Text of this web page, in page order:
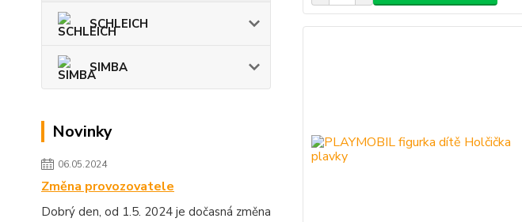
SCHLEICH
SIMBA
Novinky
06.05.2024
Změna provozovatele
Dobrý den, od 1.5. 2024 je dočasná změna